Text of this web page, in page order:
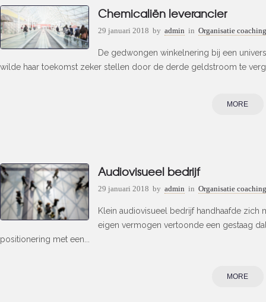
Chemicaliën leverancier
29 januari 2018 by admin in Organisatie coaching
De gedwongen winkelnering bij een
wilde haar toekomst zeker stellen door de derde geldstroom te
MORE
Audiovisueel bedrijf
29 januari 2018 by admin in Organisatie coaching
Klein audiovisueel bedrijf handhaafde zich
eigen vermogen vertoonde een gestaag
positionering met een...
MORE